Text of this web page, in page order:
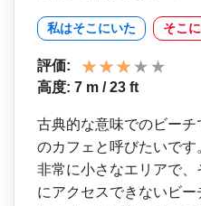
私はそこにいた そこ
評価:
高度: 7 m / 23 ft
古典的な意味でのビー
のカフェと呼びたいで
非常に小さなエリアで
にアクセスできないビー